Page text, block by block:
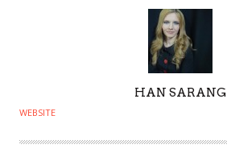
U
H
HAN SARANG
WEBSITE